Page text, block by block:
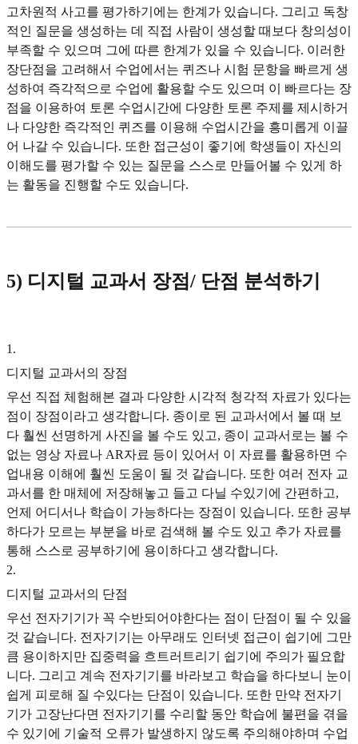
고차원적 사고를 평가하기에는 한계가 있습니다. 그리고 독창
적인 질문을 생성하는 데 직접 사람이 생성할 때보다 창의성이
부족할 수 있으며 그에 따른 한계가 있을 수 있습니다. 이러한
장단점을 고려해서 수업에서는 퀴즈나 시험 문항을 빠르게 생
성하여 즉각적으로 수업에 활용할 수도 있으며 이 빠르다는 장
점을 이용하여 토론 수업시간에 다양한 토론 주제를 제시하거
나 다양한 즉각적인 퀴즈를 이용해 수업시간을 흥미롭게 이끌
어 나갈 수 있습니다. 또한 접근성이 좋기에 학생들이 자신의
이해도를 평가할 수 있는 질문을 스스로 만들어볼 수 있게 하
는 활동을 진행할 수도 있습니다.
5) 디지털 교과서 장점/ 단점 분석하기
1.
디지털 교과서의 장점
우선 직접 체험해본 결과 다양한 시각적 청각적 자료가 있다는
점이 장점이라고 생각합니다. 종이로 된 교과서에서 볼 때 보
다 훨씬 선명하게 사진을 볼 수도 있고, 종이 교과서로는 볼 수
없는 영상 자료나 AR자료 등이 있어서 이 자료를 활용하면 수
업내용 이해에 훨씬 도움이 될 것 같습니다. 또한 여러 전자 교
과서를 한 매체에 저장해놓고 들고 다닐 수있기에 간편하고,
언제 어디서나 학습이 가능하다는 장점이 있습니다. 또한 공부
하다가 모르는 부분을 바로 검색해 볼 수도 있고 추가 자료를
통해 스스로 공부하기에 용이하다고 생각합니다.
2.
디지털 교과서의 단점
우선 전자기기가 꼭 수반되어야한다는 점이 단점이 될 수 있을
것 같습니다. 전자기기는 아무래도 인터넷 접근이 쉽기에 그만
큼 용이하지만 집중력을 흐트러트리기 쉽기에 주의가 필요합
니다. 그리고 계속 전자기기를 바라보고 학습을 하다보니 눈이
쉽게 피로해 질 수있다는 단점이 있습니다. 또한 만약 전자기
기가 고장난다면 전자기기를 수리할 동안 학습에 불편을 겪을
수 있기에 기술적 오류가 발생하지 않도록 주의해야하며 수업